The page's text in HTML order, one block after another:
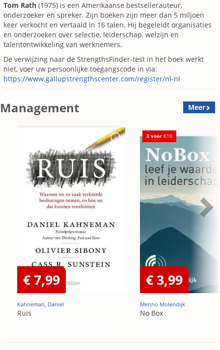
Tom Rath (1975) is een Amerikaanse bestsellerauteur,
onderzoeker en spreker. Zijn boeken zijn meer dan 5 miljoen
keer verkocht en vertaald in 16 talen. Hij begeleidt organisaties
en onderzoeken over selectie, leiderschap, welzijn en
talentontwikkeling van werknemers.
De verwijzing naar de StrengthsFinder-test in het boek werkt
niet, voer uw persoonlijke toegangscode in via:
https://www.gallupstrengthscenter.com/register/nl-nl
Management Meer
€ 7,99
Kahneman, Daniel
Ruis
3 voor €10
€ 3,99
Menno Molendijk
No Box